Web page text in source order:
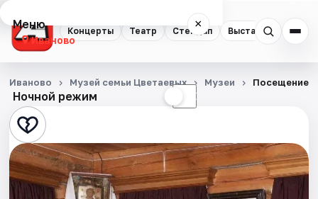
Концерты Театр Стендап Выставки Спорт
Меню ×
Иваново
Концерты
Театр
Стендап
Выставки
Ночной режим ☾
Иваново Музей семьи Цветаевых Музеи Посещение